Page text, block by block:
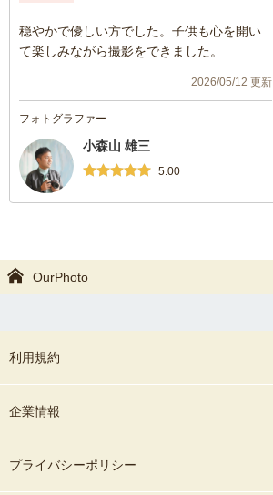
穏やかで優しい方でした。子供も心を開い
て楽しみながら撮影をできました。
2026/05/12 更新
フォトグラファー
小森山 雄三
5.00
OurPhoto
利用規約
企業情報
プライバシーポリシー